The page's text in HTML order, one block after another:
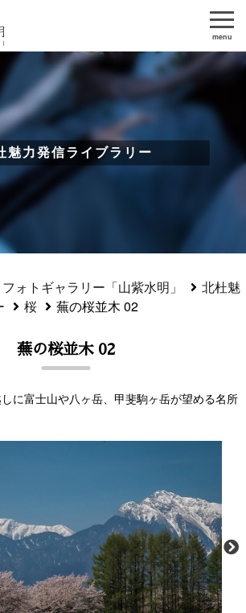
menu
魅力発信ライブラリー
ォトギャラリー「山紫水明」
北杜魅
桜 蕪の桜並木 02
蕪の桜並木 02
に富士山や八ヶ岳、甲斐駒ヶ岳が望める名所